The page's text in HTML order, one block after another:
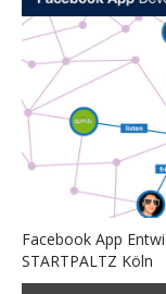
Facebook App
STARTPALTZ Köln